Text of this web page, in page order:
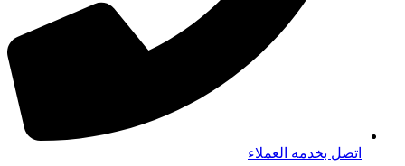
اتصل بخدمه العملاء